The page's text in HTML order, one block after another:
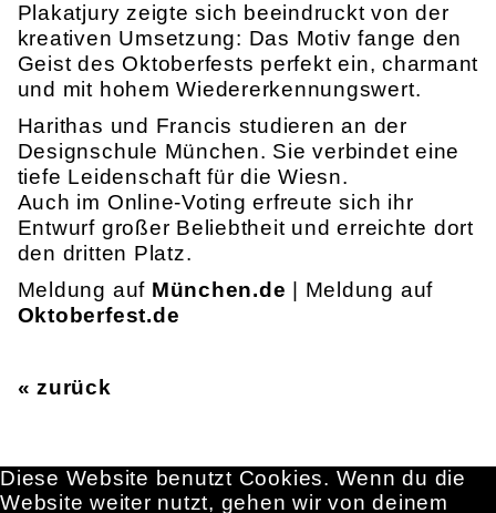
Plakatjury zeigte sich beeindruckt von der
kreativen Umsetzung: Das Motiv fange den
Geist des Oktoberfests perfekt ein, charmant
und mit hohem Wiedererkennungswert.
Harithas und Francis studieren an der
Designschule München. Sie verbindet eine
tiefe Leidenschaft für die Wiesn.
Auch im Online-Voting erfreute sich ihr
Entwurf großer Beliebtheit und erreichte dort
den dritten Platz.
Meldung auf München.de | Meldung auf
Oktoberfest.de
« zurück
Diese Website benutzt Cookies. Wenn du die
Website weiter nutzt, gehen wir von deinem